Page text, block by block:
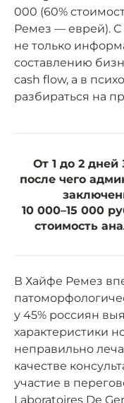
000 (60%
Ремез — еврей). С
не только
составлению
cash flow, а в
разбираться на
От 1 до 2 дней
после чего
10 000–15 000
стоимость
В Хайфе Ремез
у 45% россиян
характеристики
неправильно
качестве
участие в
Laboratoires De